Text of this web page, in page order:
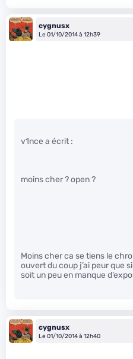
cygnusx
Le 01/10/2014 à 12h39
v1nce a écrit :
moins cher ? open ?
Moins cher ca se tiens le
ouvert du coup j’ai peur que
soit un peu en manque
cygnusx
Le 01/10/2014 à 12h40